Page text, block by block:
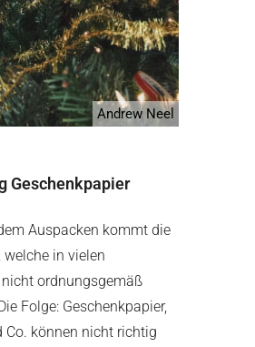
Andrew Neel
Geschenkpapier
Auspacken kommt die
welche in vielen
ordnungsgemäß
Folge: Geschenkpapier,
Co. können nicht richtig